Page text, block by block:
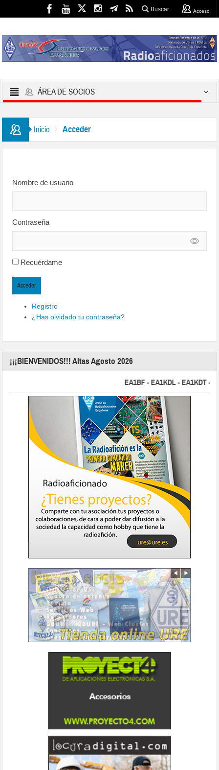
Buscar Acceso
ÁREA DE SOCIOS
Inicio Acceder
Nombre de usuario
Contraseña
Recuérdame
Acceder
Registro
¿Has olvidado tu contraseña?
¡¡¡BIENVENIDOS!!! Altas Agosto 2026
EA1BF - EA1KDL - EA1KDT -